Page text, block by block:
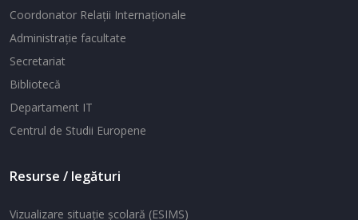
Coordonator Relaţii Internaţionale
Administraţie facultate
Secretariat
Bibliotecă
Departament IT
Centrul de Studii Europene
Resurse / legături
Vizualizare situaţie şcolară (ESIMS)